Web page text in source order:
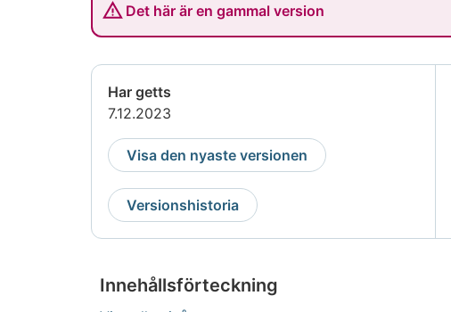
Det här är en gammal version
Har getts
7.12.2023
Visa den nyaste versionen
Versionshistoria
Innehållsförteckning